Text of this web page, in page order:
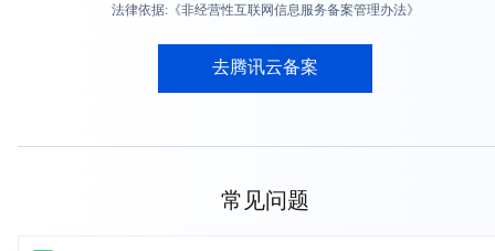
法律依据:《非经营性互联网信息服务备案管理办法》
去腾讯云备案
常见问题